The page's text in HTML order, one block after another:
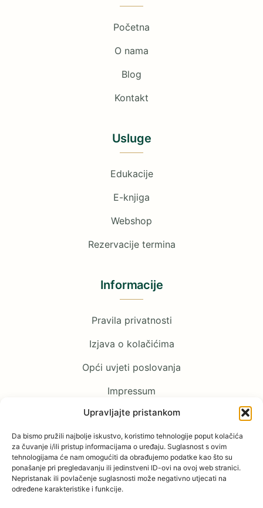
Upravljajte pristankom
Da bismo pružili najbolje iskustvo, koristimo tehnologije poput kolačića
za čuvanje i/ili pristup informacijama o uređaju. Suglasnost s ovim
tehnologijama će nam omogućiti da obrađujemo podatke kao što su
ponašanje pri pregledavanju ili jedinstveni ID-ovi na ovoj web stranici.
Nepristanak ili povlačenje suglasnosti može negativno utjecati na
određene karakteristike i funkcije.
Početna
O nama
Blog
Kontakt
Usluge
Edukacije
E-knjiga
Webshop
Rezervacije termina
Informacije
Pravila privatnosti
Izjava o kolačićima
Opći uvjeti poslovanja
Impressum
Pratite nas
Facebook
YouTube